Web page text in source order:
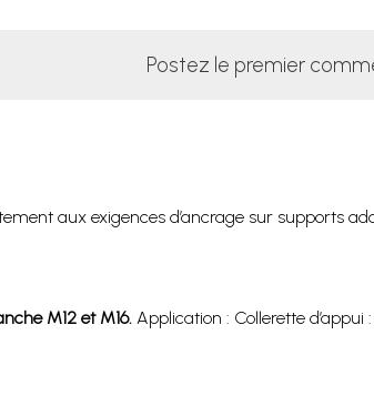
Postez le premier
aux exigences d’ancrage sur supports
M12 et M16.Application : Collerette